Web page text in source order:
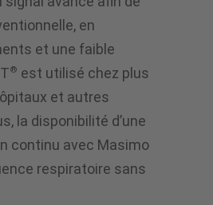
en
et une faible
® est utilisé chez plus
et autres
la disponibilité d’une
continu avec Masimo
respiratoire sans